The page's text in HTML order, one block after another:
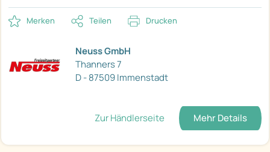
Merken Teilen Drucken
Neuss GmbH
Thanners 7
D - 87509 Immenstadt
Zur Händlerseite Mehr Details